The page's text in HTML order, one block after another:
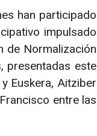
han participado
impulsado
de Normalización
presentadas este
Euskera, Aitziber
entre las